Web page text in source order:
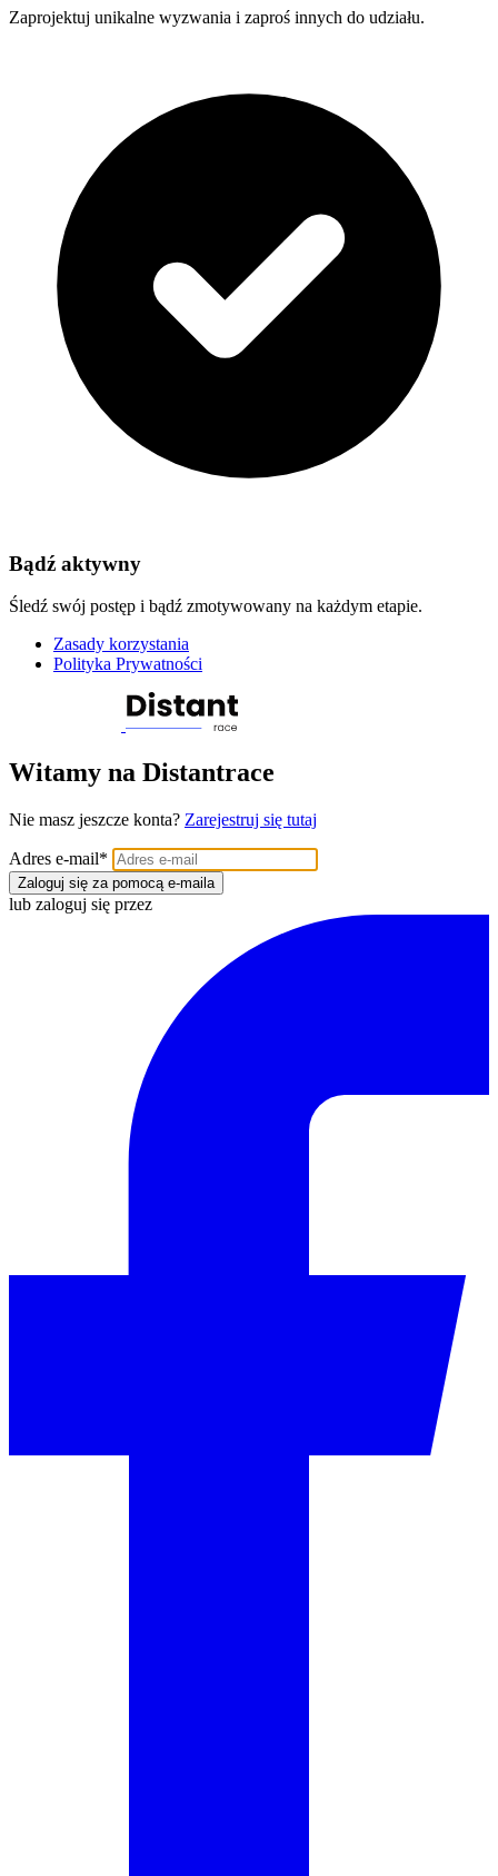
Zaprojektuj unikalne wyzwania i zaproś innych do udziału.
Bądź aktywny
Śledź swój postęp i bądź zmotywowany na każdym etapie.
Zasady korzystania
Polityka Prywatności
Witamy na Distantrace
Nie masz jeszcze konta? Zarejestruj się tutaj
Adres e-mail*
Zaloguj się za pomocą e-maila
lub zaloguj się przez